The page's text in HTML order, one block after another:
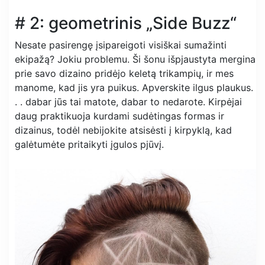
# 2: geometrinis „Side Buzz“
Nesate pasirengę įsipareigoti visiškai sumažinti
ekipažą? Jokiu problemu. Ši šonu išpjaustyta mergina
prie savo dizaino pridėjo keletą trikampių, ir mes
manome, kad jis yra puikus. Apverskite ilgus plaukus.
. . dabar jūs tai matote, dabar to nedarote. Kirpėjai
daug praktikuoja kurdami sudėtingas formas ir
dizainus, todėl nebijokite atsisėsti į kirpyklą, kad
galėtumėte pritaikyti įgulos pjūvį.